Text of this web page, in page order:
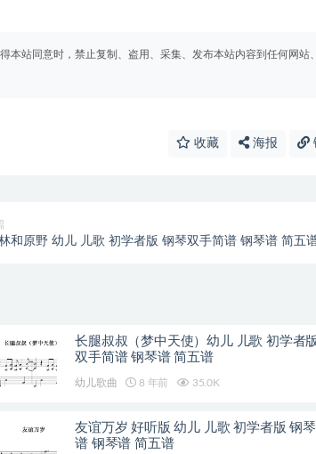
本站同意时，禁止复制、盗用、采集、发布本站内容到任何网站
收藏 海报
和原野 幼儿 儿歌 初学者版 钢琴双手简谱 钢琴谱 简五
长腿叔叔（梦中天使）幼儿 儿歌 初学者
双手简谱 钢琴谱 简五谱
幼儿歌曲 8 年前 35.0K
友谊万岁 好听版 幼儿 儿歌 初学者版 钢
谱 钢琴谱 简五谱